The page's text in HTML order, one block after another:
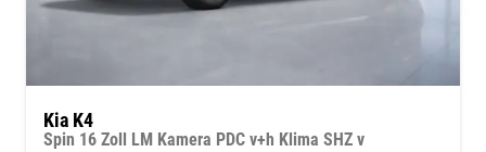
Kia K4
Spin 16 Zoll LM Kamera PDC v+h Klima SHZ v